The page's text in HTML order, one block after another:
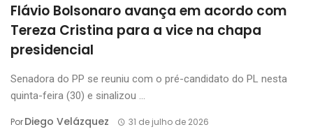
Flávio Bolsonaro avança em acordo com
Tereza Cristina para a vice na chapa
presidencial
Senadora do PP se reuniu com o pré-candidato do PL nesta
quinta-feira (30) e sinalizou ...
PorDiego Velázquez 31 de julho de 2026